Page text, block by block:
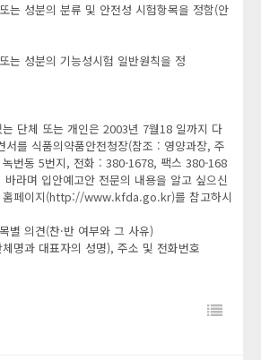
는 성분의 분류 및 안전성 시험항목을 정함(안
는 성분의 기능성시험 일반원칙을 정
단체 또는 개인은 2003년 7월18 일까지 다
서를 식품의약품안전청장(참조 : 영양과장, 주
번동 5번지, 전화 : 380-1678, 팩스 380-168
라며 입안예고안 전문의 내용을 알고 싶으신
홈페이지(http://www.kfda.go.kr)를 참고하시
별 의견(찬·반 여부와 그 사유)
명과 대표자의 성명), 주소 및 전화번호